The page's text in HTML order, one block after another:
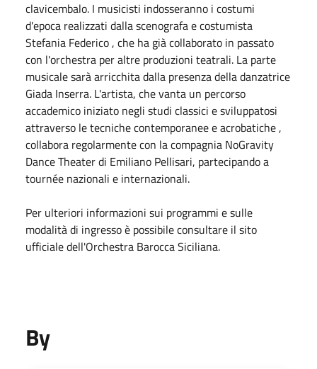
clavicembalo. I musicisti indosseranno i costumi
d'epoca realizzati dalla scenografa e costumista
Stefania Federico , che ha già collaborato in passato
con l'orchestra per altre produzioni teatrali. La parte
musicale sarà arricchita dalla presenza della danzatrice
Giada Inserra. L'artista, che vanta un percorso
accademico iniziato negli studi classici e sviluppatosi
attraverso le tecniche contemporanee e acrobatiche ,
collabora regolarmente con la compagnia NoGravity
Dance Theater di Emiliano Pellisari, partecipando a
tournée nazionali e internazionali.
Per ulteriori informazioni sui programmi e sulle
modalità di ingresso è possibile consultare il sito
ufficiale dell'Orchestra Barocca Siciliana.
By